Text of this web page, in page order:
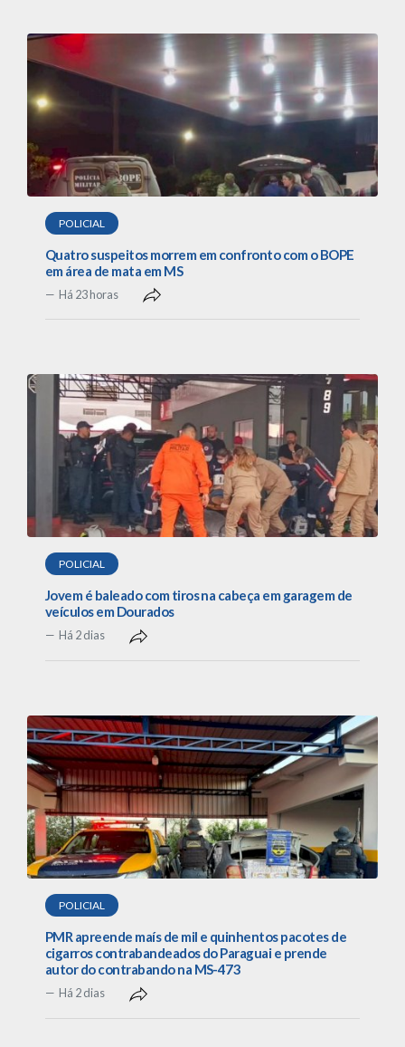
POLICIAL
Quatro suspeitos morrem em confronto com o BOPE
em área de mata em MS
Há 23 horas
POLICIAL
Jovem é baleado com tiros na cabeça em garagem de
veículos em Dourados
Há 2 dias
POLICIAL
PMR apreende maís de mil e quinhentos pacotes de
cigarros contrabandeados do Paraguai e prende
autor do contrabando na MS-473
Há 2 dias